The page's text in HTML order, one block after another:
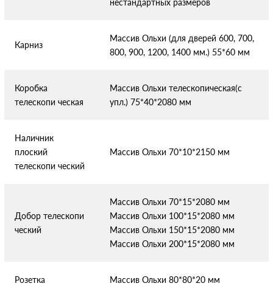
нестандартных размеров
Карниз
Массив Ольхи (для дверей 600, 700,
800, 900, 1200, 1400 мм.) 55*60 мм
Коробка
телескопи ческая
Массив Ольхи телескопическая(с
упл.) 75*40*2080 мм
Наличник
плоский
телескопи ческий
Массив Ольхи 70*10*2150 мм
Добор телескопи
ческий
Массив Ольхи 70*15*2080 мм
Массив Ольхи 100*15*2080 мм
Массив Ольхи 150*15*2080 мм
Массив Ольхи 200*15*2080 мм
Розетка Массив Ольхи 80*80*20 мм